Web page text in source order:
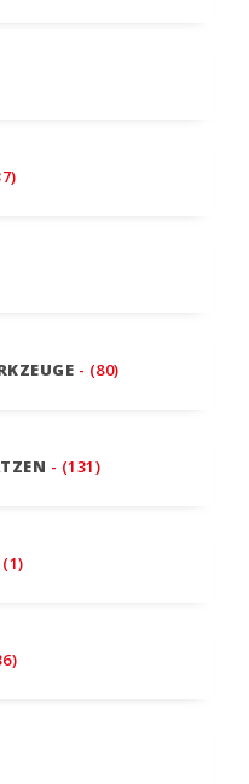
- (80)
- (131)